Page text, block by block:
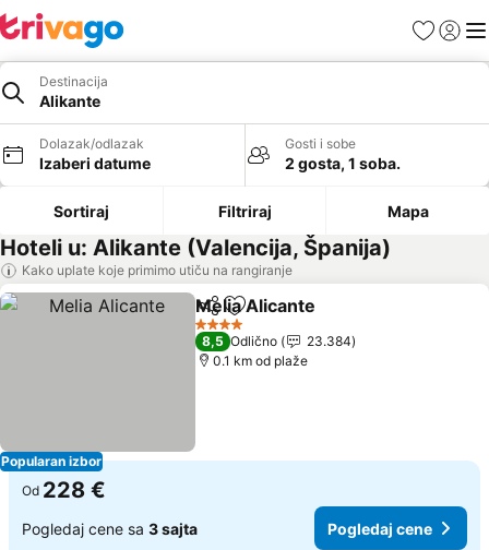
FavoritiPrijavi
Destinacija
Alikante
Dolazak/odlazak
Izaberi datume
Gosti i sobe
2 gosta, 1 soba.
Sortiraj Filtriraj Mapa
Hoteli u: Alikante (Valencija, Španija)
Kako uplate koje primimo utiču na rangiranje
Popularan izbor
Deli Dodati u favorite
Melia Alicante
4 Zvezdice
8,5 Odlično
23.384
0.1 km od plaže
Od 228 €
Pogledaj cene sa 3 sajta Pogledaj cene